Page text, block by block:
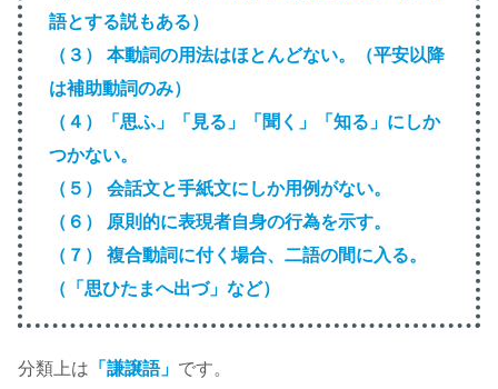
語とする説もある）
（３） 本動詞の用法はほとんどない。（平安以降
は補助動詞のみ）
（４）「思ふ」「見る」「聞く」「知る」にしか
つかない。
（５） 会話文と手紙文にしか用例がない。
（６） 原則的に表現者自身の行為を示す。
（７） 複合動詞に付く場合、二語の間に入る。
（「思ひたまへ出づ」など）
分類上は 「謙譲語」 です。